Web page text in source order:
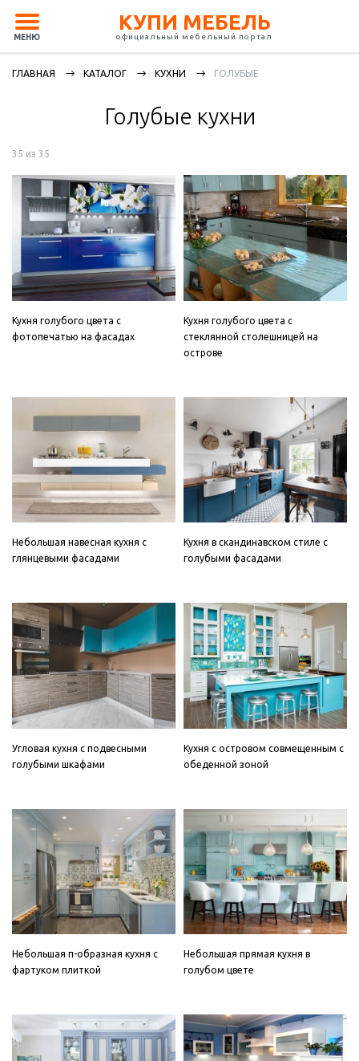
МЕНЮ
КУПИ МЕБЕЛЬ
официальный мебельный портал
ГЛАВНАЯ КАТАЛОГ КУХНИ ГОЛУБЫЕ
Голубые кухни
35 из 35
Кухня голубого цвета с
фотопечатью на фасадах
Кухня голубого цвета с
стеклянной столешницей на
острове
Небольшая навесная кухня с
глянцевыми фасадами
Кухня в скандинавском стиле с
голубыми фасадами
Угловая кухня с подвесными
голубыми шкафами
Кухня с островом совмещенным с
обеденной зоной
Небольшая п-образная кухня с
фартуком плиткой
Небольшая прямая кухня в
голубом цвете